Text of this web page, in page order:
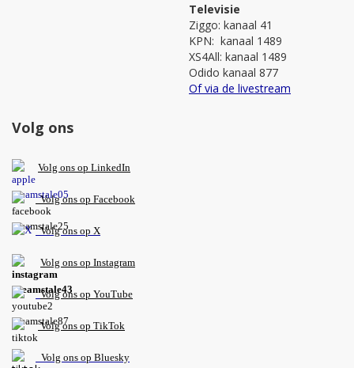
Televisie
Ziggo: kanaal 41
KPN: kanaal 1489
XS4All: kanaal 1489
Odido kanaal 877
Of via de livestream
Volg ons
Volg ons op LinkedIn
Volg ons op Facebook
Volg ons op X
Volg ons op Instagram
Volgons op YouTube
Volg ons op TikTok
Volg ons op Bluesky